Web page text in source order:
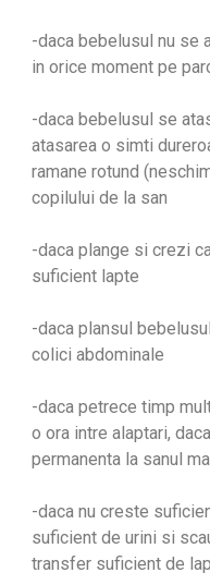
-daca bebelusul nu se
in orice moment pe
-daca bebelusul se
atasarea o simti
ramane rotund
copilului de la san
-daca plange si crezi
suficient lapte
-daca plansul
colici abdominale
-daca petrece timp
o ora intre alaptari,
permanenta la sanul
-daca nu creste
suficient de urini si
transfer suficient de